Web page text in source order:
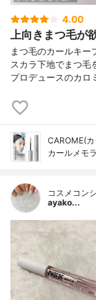
4.00
上向きまつ毛が
まつ毛のカールキー
スカラ下地でまつ
プロデュースのカロ
CAROME(
カールメモ
コスメコン
ayako...